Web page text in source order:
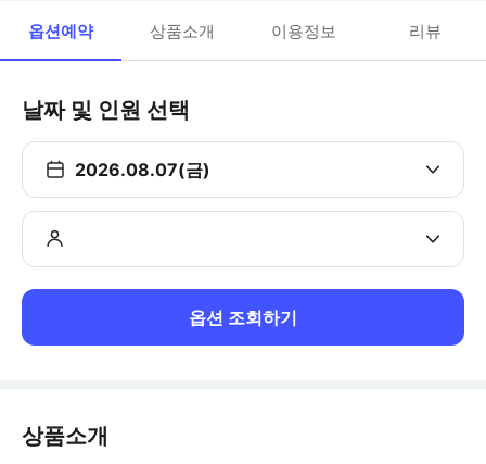
옵션예약 상품소개 이용정보 리뷰
날짜 및 인원 선택
2026.08.07(금)
옵션 조회하기
상품소개